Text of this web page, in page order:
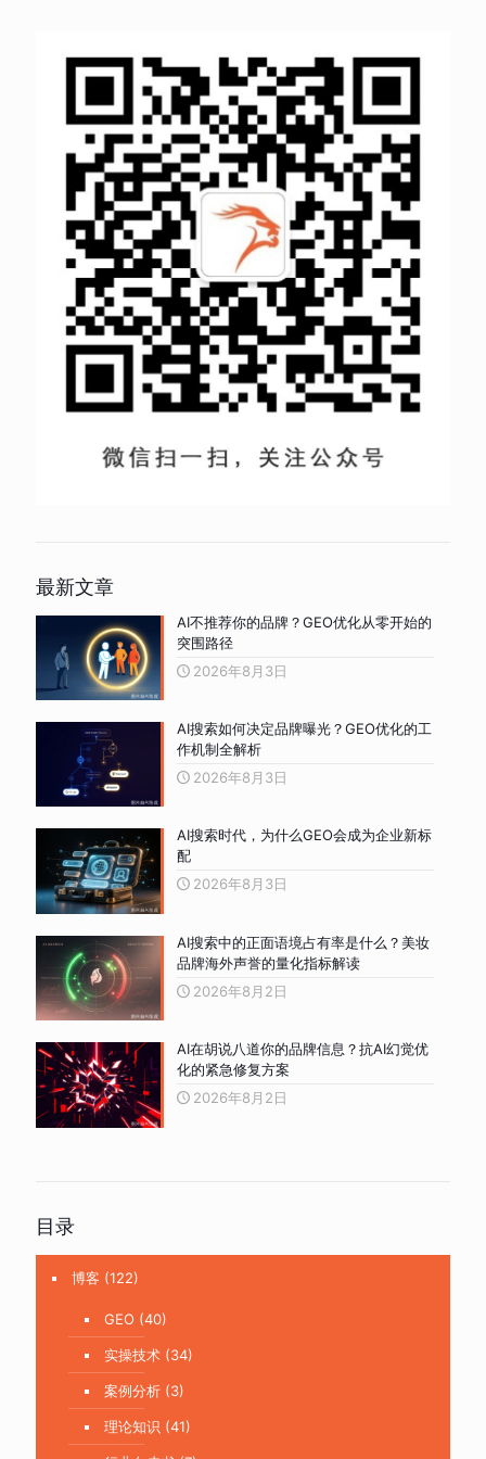
最新文章
AI不推荐你的品牌？GEO优化从零开始的
突围路径
2026年8月3日
AI搜索如何决定品牌曝光？GEO优化的工
作机制全解析
2026年8月3日
AI搜索时代，为什么GEO会成为企业新标
配
2026年8月3日
AI搜索中的正面语境占有率是什么？美妆
品牌海外声誉的量化指标解读
2026年8月2日
AI在胡说八道你的品牌信息？抗AI幻觉优
化的紧急修复方案
2026年8月2日
目录
博客 (122)
GEO (40)
实操技术 (34)
案例分析 (3)
理论知识 (41)